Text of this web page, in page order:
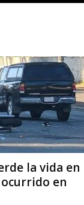
la vida en
en